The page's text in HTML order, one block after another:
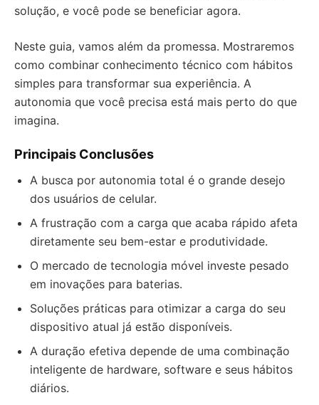
solução, e você pode se beneficiar agora.
Neste guia, vamos além da promessa. Mostraremos
como combinar conhecimento técnico com hábitos
simples para transformar sua experiência. A
autonomia que você precisa está mais perto do que
imagina.
Principais Conclusões
A busca por autonomia total é o grande desejo
dos usuários de celular.
A frustração com a carga que acaba rápido afeta
diretamente seu bem-estar e produtividade.
O mercado de tecnologia móvel investe pesado
em inovações para baterias.
Soluções práticas para otimizar a carga do seu
dispositivo atual já estão disponíveis.
A duração efetiva depende de uma combinação
inteligente de hardware, software e seus hábitos
diários.